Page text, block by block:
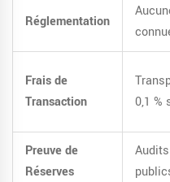
Réglementation
Frais de
Transaction
0,1 %
Preuve de
Réserves